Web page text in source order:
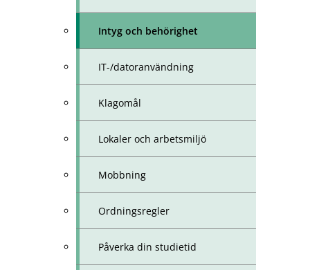
Intyg och behörighet
IT-/datoranvändning
Klagomål
Lokaler och arbetsmiljö
Mobbning
Ordningsregler
Påverka din studietid